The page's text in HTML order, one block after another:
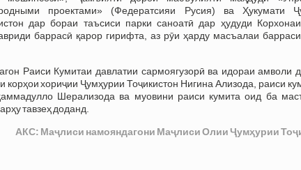
проектами» (Федератсияи Русия) ва Ҳукумати
дар бораи таъсиси парки саноатӣ дар ҳудуди
баррасӣ қарор гирифта, аз рӯи ҳарду масъалаи
Раиси Кумитаи давлатии сармоягузорӣ ва идораи амволи
хориҷии Ҷумҳурии Тоҷикистон Нигина Ализода, раиси
Шерализода ва муовини раиси кумита оид ба
тавзеҳ доданд.
АКС: Маҷлиси намояндагони Маҷлиси Олии Ҷумҳурии